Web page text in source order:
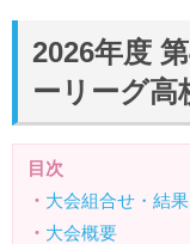
2026年度
ーリーグ高
目次
・ 大会組合せ・結果
・ 大会概要